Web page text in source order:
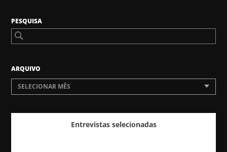
PESQUISA
ARQUIVO
SELECIONAR MÊS
Entrevistas selecionadas